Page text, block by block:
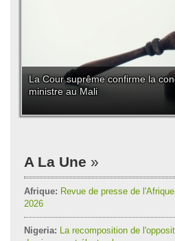
La Cour suprême confirme la
ministre au Mali
A La Une
Afrique: Revue de presse de
2026
Nigeria: La recomposition de